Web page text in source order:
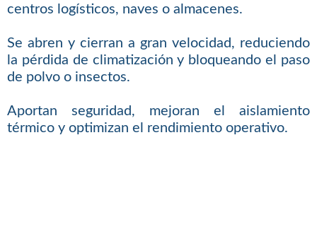
centros logísticos, naves o almacenes.
Se abren y cierran a gran velocidad, reduciendo
la pérdida de climatización y bloqueando el paso
de polvo o insectos.
Aportan seguridad, mejoran el aislamiento
térmico y optimizan el rendimiento operativo.